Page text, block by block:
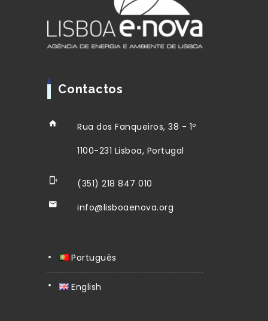
Contactos
Rua dos Fanqueiros, 38 - 1º
1100-231 Lisboa, Portugal
(351) 218 847 010
info@lisboaenova.org
Português
English